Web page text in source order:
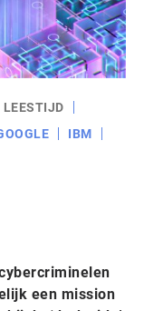
IBM
een mission